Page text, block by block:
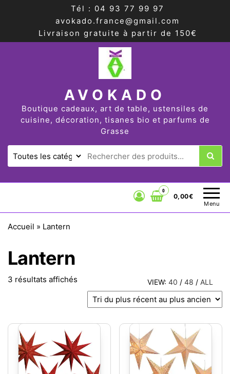
Tél : 04 93 77 99 97
avokado.france@gmail.com
Livraison gratuite à partir de 150€
AVOKADO
Boutique cadeaux, art de table, ustensiles de
cuisine, décoration, tisanes bio et parfums de
Grasse
Menu
0
0,00€
Accueil » Lantern
Lantern
VIEW: 40 / 48 / ALL
3 résultats affichés Trié du plus récent au plus ancien